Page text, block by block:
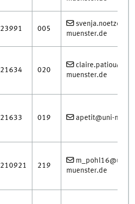
23991 005
muenster.de
21634 020
muenster.de
21633 019 apetit@uni-
210921 219
m_pohl16@uni-
muenster.de